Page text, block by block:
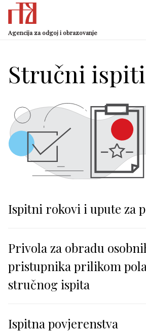
Agencija za odgoj i obrazovanje
Stručni ispiti
Ispitni rokovi i upute za
Privola za obradu
pristupnika prilikom
stručnog ispita
Ispitna povjerenstva